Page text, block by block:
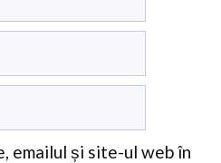
emailul și site-ul web în